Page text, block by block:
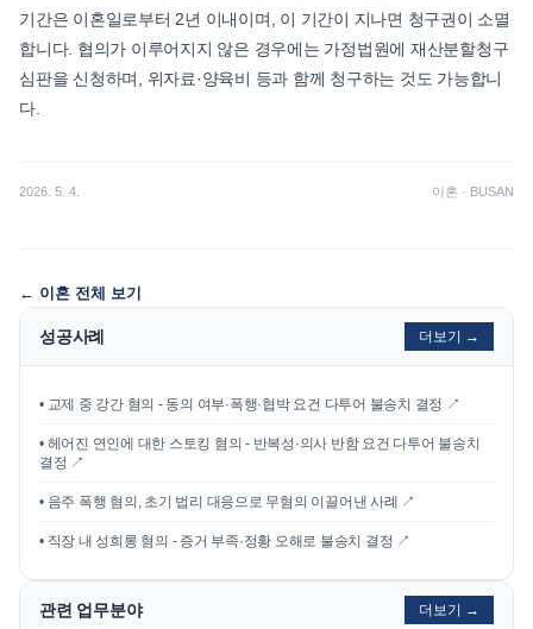
기간은 이혼일로부터 2년 이내이며, 이 기간이 지나면 청구권이 소멸
합니다. 협의가 이루어지지 않은 경우에는 가정법원에 재산분할청구
심판을 신청하며, 위자료·양육비 등과 함께 청구하는 것도 가능합니
다.
2026. 5. 4. 이혼 · BUSAN
← 이혼 전체 보기
성공사례 더보기 →
• 교제 중 강간 혐의 - 동의 여부·폭행·협박 요건 다투어 불송치 결정 ↗
• 헤어진 연인에 대한 스토킹 혐의 - 반복성·의사 반함 요건 다투어 불송치
결정 ↗
• 음주 폭행 혐의, 초기 법리 대응으로 무혐의 이끌어낸 사례 ↗
• 직장 내 성희롱 혐의 - 증거 부족·정황 오해로 불송치 결정 ↗
관련 업무분야 더보기 →